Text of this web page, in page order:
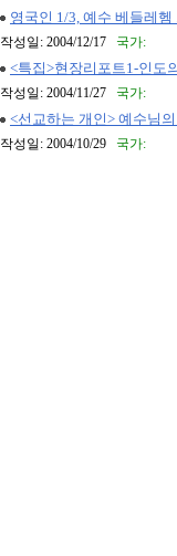
영국인 1/3, 예수 베들레헴
작성일: 2004/12/17 국가:
<특집>현장리포트1-인도
작성일: 2004/11/27 국가:
<선교하는 개인> 예수님의
작성일: 2004/10/29 국가: